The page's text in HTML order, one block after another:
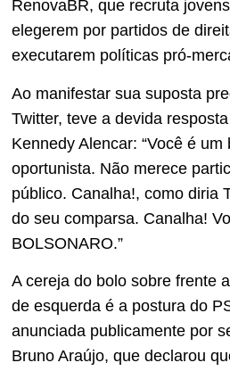
RenovaBR, que recruta
elegerem por partidos de
executarem políticas pró-
Ao manifestar sua suposta
Twitter, teve a devida
Kennedy Alencar: “Você é um
oportunista. Não merece
público. Canalha!, como diria
do seu comparsa. Canalha!
BOLSONARO.”
A cereja do bolo sobre frente
de esquerda é a postura do
anunciada publicamente por
Bruno Araújo, que declarou